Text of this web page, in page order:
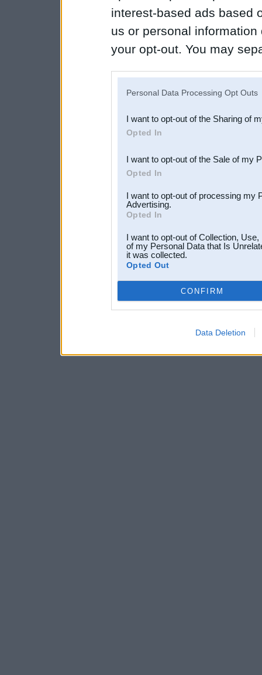
interest-based ads based
us or personal
your opt-out. You may
Downstream Participants
third parties.
Personal Data Processing Opt Outs
I want to opt-out of the Sharing of
Opted In
I want to opt-out of the Sale of my
Opted In
I want to opt-out of processing my
Advertising.
Opted In
I want to opt-out of Collection,
of my Personal Data that Is
it was collected.
Opted Out
CONFIRM
Data Deletion